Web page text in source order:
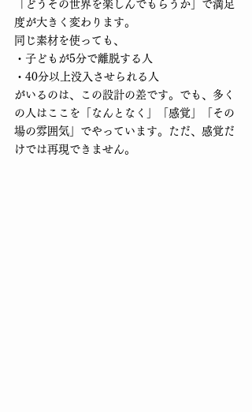
「どうその世界を楽しんでもらうか」で満足
度が大きく変わります。
同じ素材を使っても、
・子どもが5分で離脱する人
・40分以上没入させられる人
がいるのは、この設計の差です。でも、多く
の人はここを「なんとなく」「感覚」「その
場の雰囲気」でやっています。ただ、感覚だ
けでは再現できません。